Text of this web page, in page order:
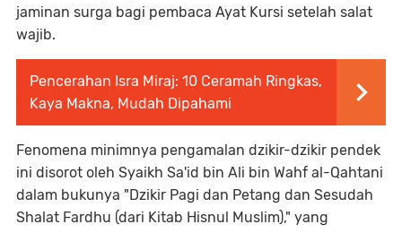
jaminan surga bagi pembaca Ayat Kursi setelah salat
wajib.
Pencerahan Isra Miraj: 10 Ceramah Ringkas,
Kaya Makna, Mudah Dipahami
Fenomena minimnya pengamalan dzikir-dzikir pendek
ini disorot oleh Syaikh Sa'id bin Ali bin Wahf al-Qahtani
dalam bukunya "Dzikir Pagi dan Petang dan Sesudah
Shalat Fardhu (dari Kitab Hisnul Muslim)," yang